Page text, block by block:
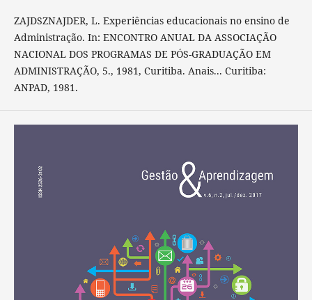
ZAJDSZNAJDER, L. Experiências educacionais no ensino de
Administração. In: ENCONTRO ANUAL DA ASSOCIAÇÃO
NACIONAL DOS PROGRAMAS DE PÓS-GRADUAÇÃO EM
ADMINISTRAÇÃO, 5., 1981, Curitiba. Anais... Curitiba:
ANPAD, 1981.